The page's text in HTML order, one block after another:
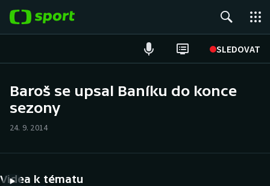
SLEDOVAT
Hokej
Baroš se upsal Baníku do konce
sezony
24. 9. 2014
Videa k tématu